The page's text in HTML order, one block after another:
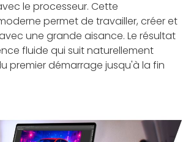
le processeur. Cette
permet de travailler, créer et
une grande aisance. Le résultat
fluide qui suit naturellement
premier démarrage jusqu'à la fin